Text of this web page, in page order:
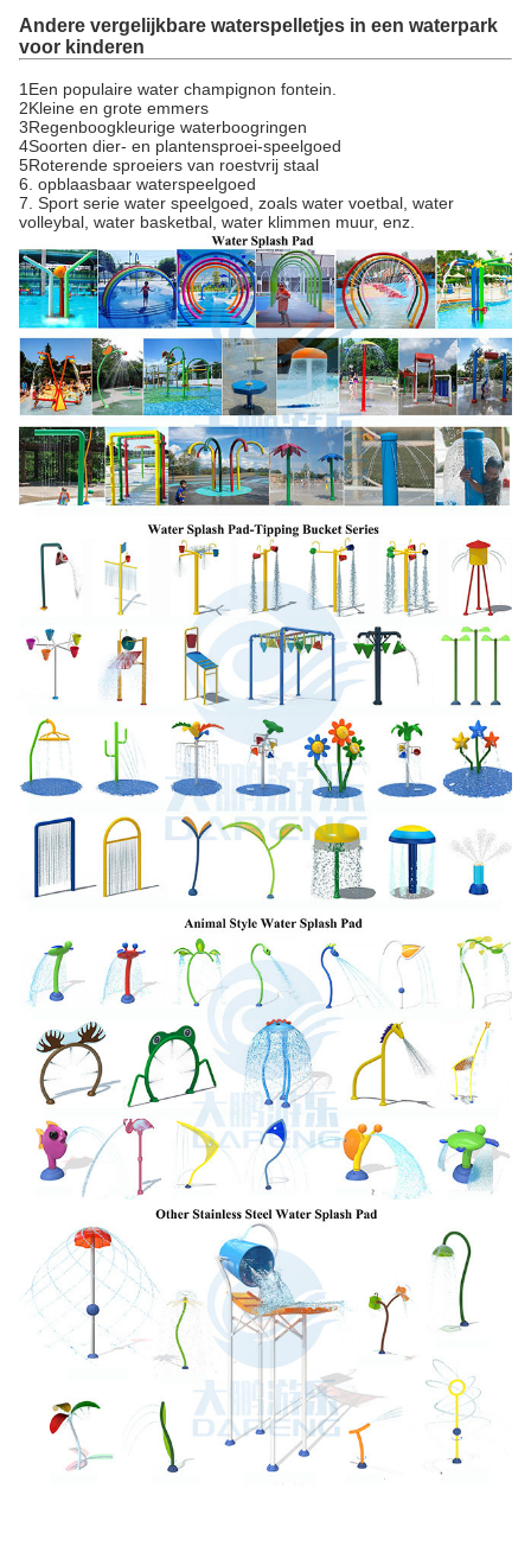
Andere vergelijkbare waterspelletjes in een waterpark
voor kinderen
1Een populaire water champignon fontein.
2Kleine en grote emmers
3Regenboogkleurige waterboogringen
4Soorten dier- en plantensproei-speelgoed
5Roterende sproeiers van roestvrij staal
6. opblaasbaar waterspeelgoed
7. Sport serie water speelgoed, zoals water voetbal, water
volleybal, water basketbal, water klimmen muur, enz.